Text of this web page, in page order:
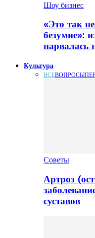
Шоу бизнес
«Это так
безумие»:
Культура
ВСЕВОПРОСЫ
Советы
Артроз
суставов